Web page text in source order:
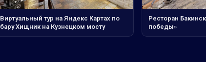
Виртуальный тур на Яндекс Картах по
бару Хищник на Кузнецком мосту
Ресторан
победы»